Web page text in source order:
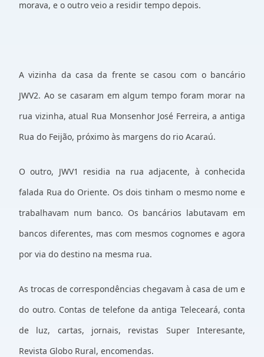
morava, e o outro veio a residir tempo depois.
A vizinha da casa da frente se casou com o bancário
JWV2. Ao se casaram em algum tempo foram morar na
rua vizinha, atual Rua Monsenhor José Ferreira, a antiga
Rua do Feijão, próximo às margens do rio Acaraú.
O outro, JWV1 residia na rua adjacente, à conhecida
falada Rua do Oriente. Os dois tinham o mesmo nome e
trabalhavam num banco. Os bancários labutavam em
bancos diferentes, mas com mesmos cognomes e agora
por via do destino na mesma rua.
As trocas de correspondências chegavam à casa de um e
do outro. Contas de telefone da antiga Teleceará, conta
de luz, cartas, jornais, revistas Super Interesante,
Revista Globo Rural, encomendas.